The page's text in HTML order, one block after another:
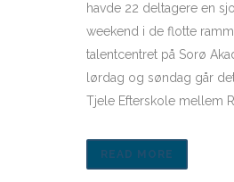
havde 22 deltagere en
weekend i de flotte
talentcentret på Sorø
lørdag og søndag går
Tjele Efterskole mellem
READ MORE